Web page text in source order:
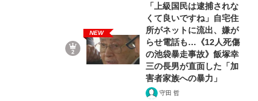
NEW
「上級国民は逮捕されな
くて良いですね」自宅住
所がネットに流出、嫌が
らせ電話も…《12人死傷
の池袋暴走事故》飯塚幸
三の長男が直面した「加
害者家族への暴力」
守田 哲